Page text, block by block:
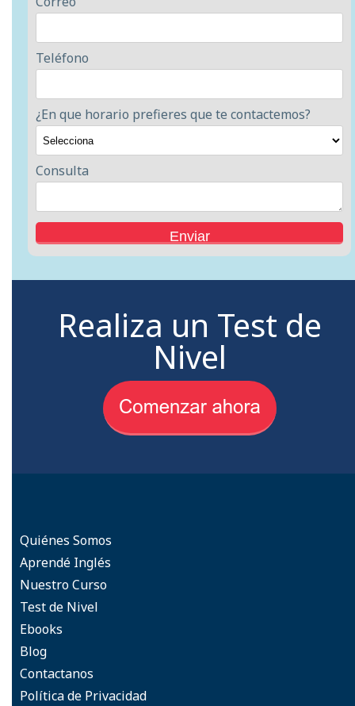
Teléfono
¿En que horario prefieres que te contactemos?
Consulta
Realiza un Test de
Nivel
Quiénes Somos
Aprendé Inglés
Nuestro Curso
Test de Nivel
Ebooks
Blog
Contactanos
Política de Privacidad